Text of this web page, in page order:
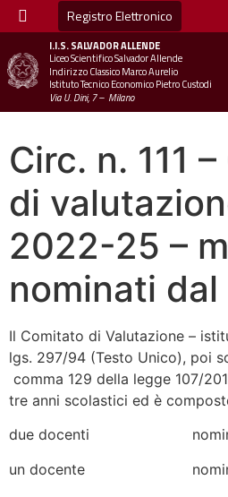
Registro Elettronico
I.I.S.SALVADOR ALLENDE
Liceo Scientifico Salvador Allende
Indirizzo Classico Marco Aurelio
Istituto Tecnico Economico Pietro Custodi
Via U. Dini, 7 – Milano
Circ. n. 111
di
2022-25 –
nominati dal
Il Comitato di Valutazione –
lgs. 297/94 (Testo Unico), poi
comma 129 della legge 107/
tre anni scolastici ed è
due docenti nominati
un docente